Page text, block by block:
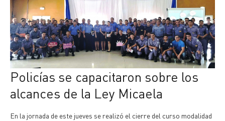
Policías se capacitaron sobre los
alcances de la Ley Micaela
En la jornada de este jueves se realizó el cierre del curso modalidad